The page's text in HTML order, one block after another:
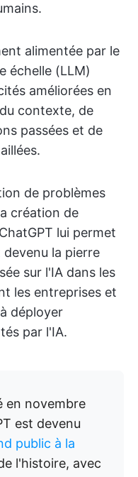
alimentée par le
échelle (LLM)
améliorées en
contexte, de
passées et de
de problèmes
création de
lui permet
la pierre
sur l'IA dans les
les entreprises et
déployer
par l'IA.
en novembre
est devenu
public à la
l'histoire, avec